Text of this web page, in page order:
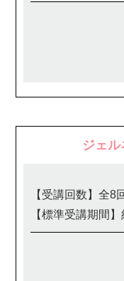
ジェ
【受講回数】全8
【標準受講期間